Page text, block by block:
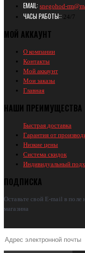
EMAIL: snegohod-
ЧАСЫ РАБОТЫ:: 24/7
МОЙ АККАУНТ
О компании
Контакты
Мой аккаунт
Мои заказы
Главная
НАШИ ПРЕИМУЩЕСТВА
Быстрая доставка
Гарантия от
Низкие цены
Система скидок
Индивидуальный
ПОДПИСКА
Оставьте свой E-mail в
магазина